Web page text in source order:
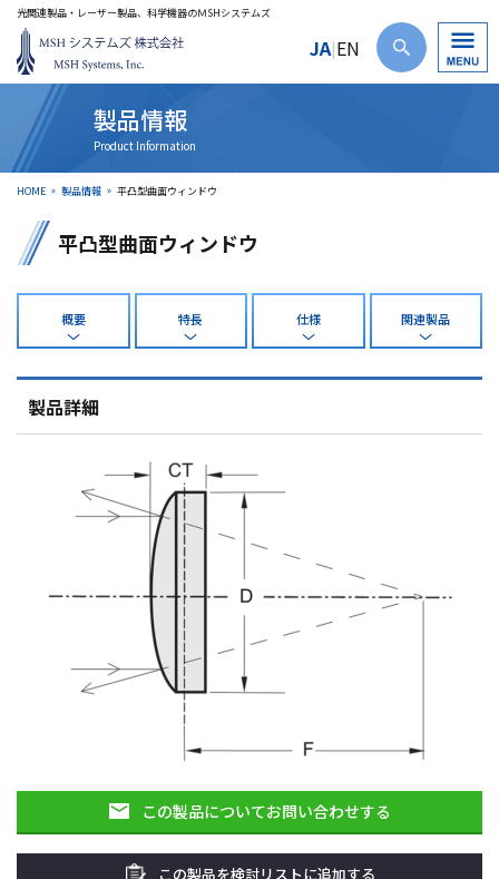
光関連製品・レーザー製品、科学機器のＭSHシステムズ
JA|EN
製品情報
HOME 製品情報 平凸型曲面ウィンドウ
平凸型曲面ウィンドウ
概要 特長 仕様 関連製品
製品詳細
この製品についてお問い合わせする
この製品を検討リストに追加する